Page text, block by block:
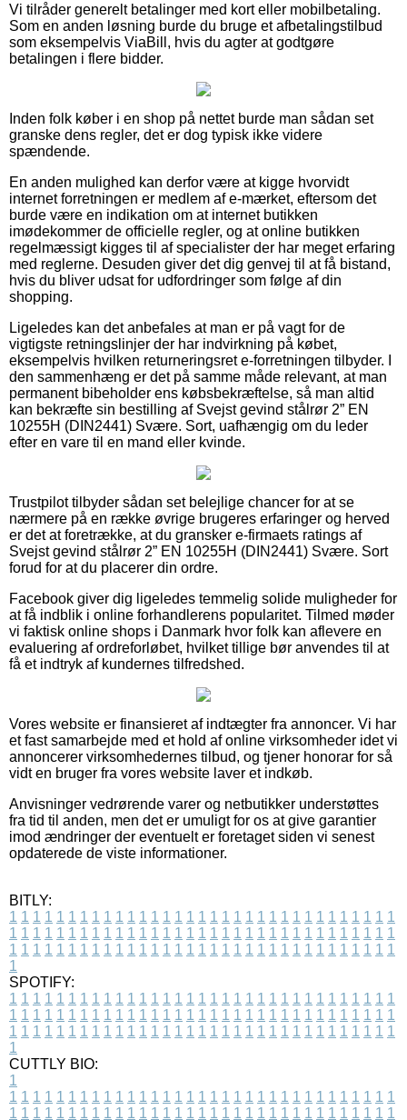
Vi tilråder generelt betalinger med kort eller mobilbetaling.
Som en anden løsning burde du bruge et afbetalingstilbud
som eksempelvis ViaBill, hvis du agter at godtgøre
betalingen i flere bidder.
Inden folk køber i en shop på nettet burde man sådan set
granske dens regler, det er dog typisk ikke videre
spændende.
En anden mulighed kan derfor være at kigge hvorvidt
internet forretningen er medlem af e-mærket, eftersom det
burde være en indikation om at internet butikken
imødekommer de officielle regler, og at online butikken
regelmæssigt kigges til af specialister der har meget erfaring
med reglerne. Desuden giver det dig genvej til at få bistand,
hvis du bliver udsat for udfordringer som følge af din
shopping.
Ligeledes kan det anbefales at man er på vagt for de
vigtigste retningslinjer der har indvirkning på købet,
eksempelvis hvilken returneringsret e-forretningen tilbyder. I
den sammenhæng er det på samme måde relevant, at man
permanent bibeholder ens købsbekræftelse, så man altid
kan bekræfte sin bestilling af Svejst gevind stålrør 2” EN
10255H (DIN2441) Svære. Sort, uafhængig om du leder
efter en vare til en mand eller kvinde.
Trustpilot tilbyder sådan set belejlige chancer for at se
nærmere på en række øvrige brugeres erfaringer og herved
er det at foretrække, at du gransker e-firmaets ratings af
Svejst gevind stålrør 2” EN 10255H (DIN2441) Svære. Sort
forud for at du placerer din ordre.
Facebook giver dig ligeledes temmelig solide muligheder for
at få indblik i online forhandlerens popularitet. Tilmed møder
vi faktisk online shops i Danmark hvor folk kan aflevere en
evaluering af ordreforløbet, hvilket tillige bør anvendes til at
få et indtryk af kundernes tilfredshed.
Vores website er finansieret af indtægter fra annoncer. Vi har
et fast samarbejde med et hold af online virksomheder idet vi
annoncerer virksomhedernes tilbud, og tjener honorar for så
vidt en bruger fra vores website laver et indkøb.
Anvisninger vedrørende varer og netbutikker understøttes
fra tid til anden, men det er umuligt for os at give garantier
imod ændringer der eventuelt er foretaget siden vi senest
opdaterede de viste informationer.
BITLY:
1 1 1 1 1 1 1 1 1 1 1 1 1 1 1 1 1 1 1 1 1 1 1 1 1 1 1 1 1 1 1 1 1
1 1 1 1 1 1 1 1 1 1 1 1 1 1 1 1 1 1 1 1 1 1 1 1 1 1 1 1 1 1 1 1 1
1 1 1 1 1 1 1 1 1 1 1 1 1 1 1 1 1 1 1 1 1 1 1 1 1 1 1 1 1 1 1 1 1
1
SPOTIFY:
1 1 1 1 1 1 1 1 1 1 1 1 1 1 1 1 1 1 1 1 1 1 1 1 1 1 1 1 1 1 1 1 1
1 1 1 1 1 1 1 1 1 1 1 1 1 1 1 1 1 1 1 1 1 1 1 1 1 1 1 1 1 1 1 1 1
1 1 1 1 1 1 1 1 1 1 1 1 1 1 1 1 1 1 1 1 1 1 1 1 1 1 1 1 1 1 1 1 1
1
CUTTLY BIO:
1
1 1 1 1 1 1 1 1 1 1 1 1 1 1 1 1 1 1 1 1 1 1 1 1 1 1 1 1 1 1 1 1 1
1 1 1 1 1 1 1 1 1 1 1 1 1 1 1 1 1 1 1 1 1 1 1 1 1 1 1 1 1 1 1 1 1